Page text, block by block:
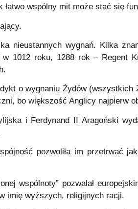
wspólny mit może stać się
nieustannych wygnań. Kilka
1012 roku, 1288 rok – Regent
o wygnaniu Żydów (wszystkich
bo większość Anglicy najpierw
i Ferdynand II Aragoński
pozwoliła im przetrwać
wspólnoty” pozwalał
imię wyższych, religijnych racji.